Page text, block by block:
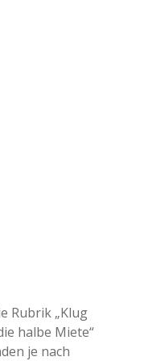
Rubrik „Klug
halbe Miete“
je nach